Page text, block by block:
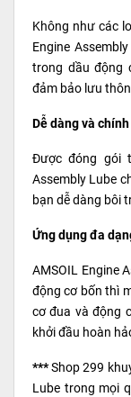
Không như các
Engine
trong dầu động
đảm bảo lưu
Dễ dàng và
Được đóng gói
Assembly Lube
bạn dễ dàng bôi
Ứng dụng đa
AMSOIL Engine
động cơ bốn thì
cơ đua và động
khởi đầu hoàn
***Shop 299
Lube trong mọi